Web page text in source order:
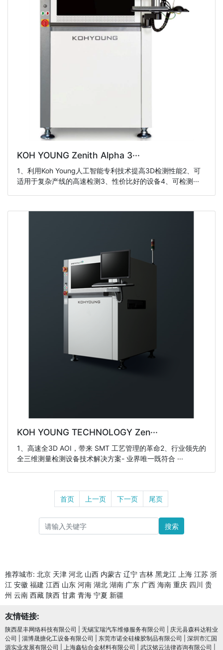
KOH YOUNG Zenith Alpha 3···
1、利用Koh Young人工智能专利技术提高3D检测性能2、可
适用于复杂产线的高速检测3、性价比好的设备4、可检测···
KOH YOUNG TECHNOLOGY Zen···
1、高速全3D AOI，带来 SMT 工艺管理的革命2、行业领先的
全三维测量检测设备技术解决方案- 业界唯一既符合 ···
首页 上一页 下一页 尾页
搜索
推荐城市: 北京 天津 河北 山西 内蒙古 辽宁 吉林 黑龙江 上海 江苏 浙
江 安徽 福建 江西 山东 河南 湖北 湖南 广东 广西 海南 重庆 四川 贵
州 云南 西藏 陕西 甘肃 青海 宁夏 新疆
友情链接:
陕西星丰网络科技有限公司 无锡宝瑞汽车维修服务有限公司
庆元县森科达鞋业
公司
淄博晟搪化工设备有限公司 东莞市诺全硅橡胶制品有限公司
深圳市汇国
源实业发展有限公司
上海鑫钻合金材料有限公司 武汉铭云法律咨询有限公司